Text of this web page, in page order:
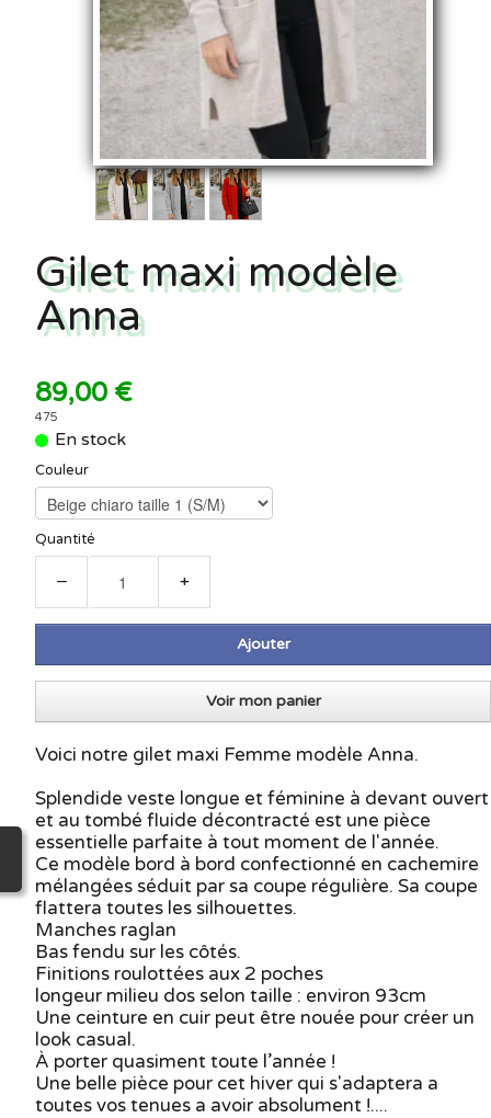
Gilet maxi modèle
Anna
89,00 €
475
En stock
Couleur
Quantité
− +
Ajouter
Voir mon panier
Voici notre gilet maxi Femme modèle Anna.
Splendide veste longue et féminine à devant ouvert
et au tombé fluide décontracté est une pièce
essentielle parfaite à tout moment de l'année.
Ce modèle bord à bord confectionné en cachemire
mélangées séduit par sa coupe régulière. Sa coupe
flattera toutes les silhouettes.
Manches raglan
Bas fendu sur les côtés.
Finitions roulottées aux 2 poches
longeur milieu dos selon taille : environ 93cm
Une ceinture en cuir peut être nouée pour créer un
look casual.
À porter quasiment toute l’année !
Une belle pièce pour cet hiver qui s'adaptera a
toutes vos tenues a avoir absolument !....